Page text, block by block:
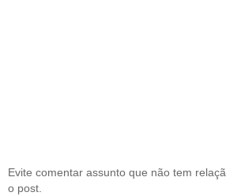
Evite comentar assunto que não tem
o post.